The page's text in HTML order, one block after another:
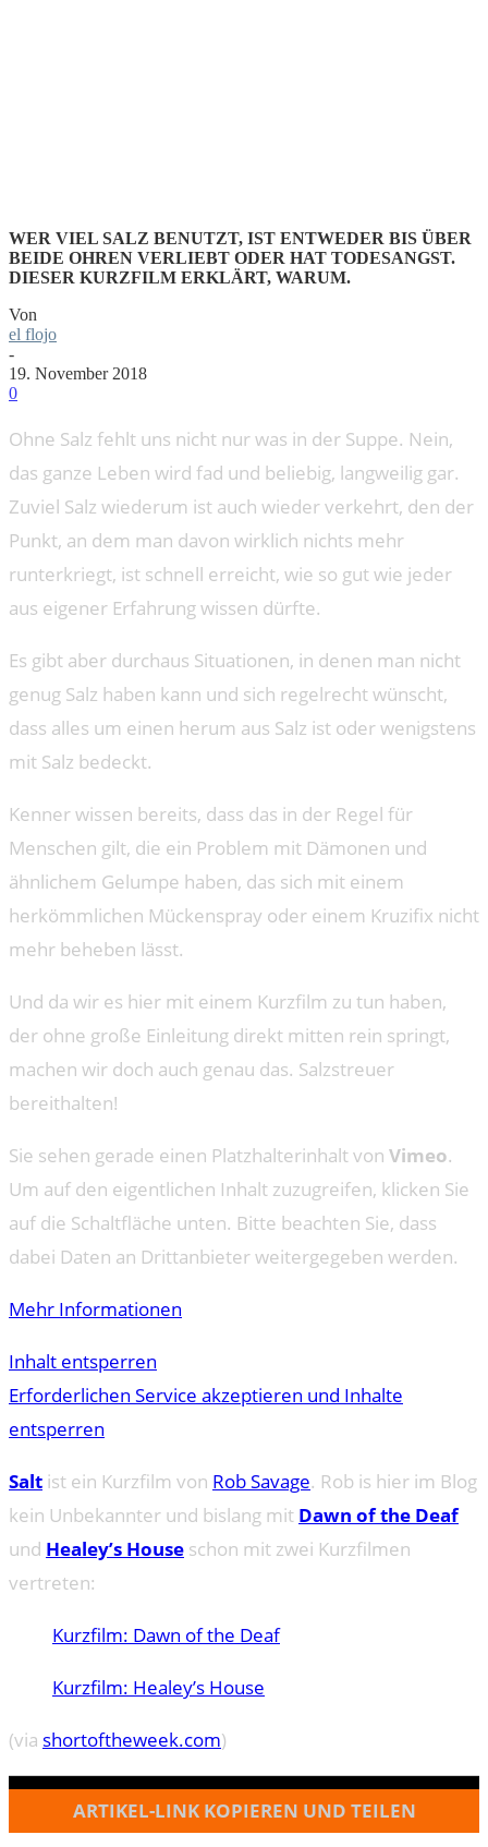
WER VIEL SALZ BENUTZT, IST ENTWEDER BIS ÜBER
BEIDE OHREN VERLIEBT ODER HAT TODESANGST.
DIESER KURZFILM ERKLÄRT, WARUM.
Von
el flojo
-
19. November 2018
0
Ohne Salz fehlt uns nicht nur was in der Suppe. Nein,
das ganze Leben wird fad und beliebig, langweilig gar.
Zuviel Salz wiederum ist auch wieder verkehrt, den der
Punkt, an dem man davon wirklich nichts mehr
runterkriegt, ist schnell erreicht, wie so gut wie jeder
aus eigener Erfahrung wissen dürfte.
Es gibt aber durchaus Situationen, in denen man nicht
genug Salz haben kann und sich regelrecht wünscht,
dass alles um einen herum aus Salz ist oder wenigstens
mit Salz bedeckt.
Kenner wissen bereits, dass das in der Regel für
Menschen gilt, die ein Problem mit Dämonen und
ähnlichem Gelumpe haben, das sich mit einem
herkömmlichen Mückenspray oder einem Kruzifix nicht
mehr beheben lässt.
Und da wir es hier mit einem Kurzfilm zu tun haben,
der ohne große Einleitung direkt mitten rein springt,
machen wir doch auch genau das. Salzstreuer
bereithalten!
Sie sehen gerade einen Platzhalterinhalt von Vimeo.
Um auf den eigentlichen Inhalt zuzugreifen, klicken Sie
auf die Schaltfläche unten. Bitte beachten Sie, dass
dabei Daten an Drittanbieter weitergegeben werden.
Mehr Informationen
Inhalt entsperren
Erforderlichen Service akzeptieren und Inhalte
entsperren
Salt ist ein Kurzfilm von Rob Savage. Rob is hier im Blog
kein Unbekannter und bislang mit Dawn of the Deaf
und Healey’s House schon mit zwei Kurzfilmen
vertreten:
Kurzfilm: Dawn of the Deaf
Kurzfilm: Healey’s House
(via shortoftheweek.com)
ARTIKEL-LINK KOPIEREN UND TEILEN